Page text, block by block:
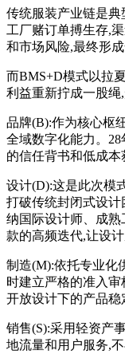
传统服装产业链是典
工厂赌订单搏生存,
和市场风险,最终形成
而BMS+D模式以拉
利益重新拧成一股绳
品牌(B):作为核心枢
全域数字化能力。
的信任背书和低成本
设计(D):这是此次模
打破传统封闭式设计
纳国际设计师、成
款的高频迭代,让设
制造(M):依托专业化
时建立严格的准入
开放设计下的产品稳
销售(S):采用轻资产
地流量和用户服务,